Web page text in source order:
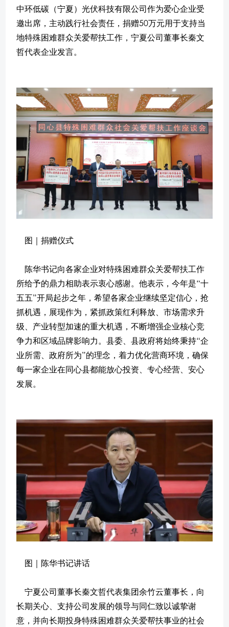
中环低碳（宁夏）光伏科技有限公司作为爱心企业受
邀出席，主动践行社会责任，捐赠50万元用于支持当
地特殊困难群众关爱帮扶工作，宁夏公司董事长秦文
哲代表企业发言。
图｜捐赠仪式
陈华书记向各家企业对特殊困难群众关爱帮扶工作
所给予的鼎力相助表示衷心感谢。他表示，今年是“十
五五”开局起步之年，希望各家企业继续坚定信心，抢
抓机遇，展现作为，紧抓政策红利释放、市场需求升
级、产业转型加速的重大机遇，不断增强企业核心竞
争力和区域品牌影响力。县委、县政府将始终秉持“企
业所需、政府所为”的理念，着力优化营商环境，确保
每一家企业在同心县都能放心投资、专心经营、安心
发展。
图｜陈华书记讲话
宁夏公司董事长秦文哲代表集团余竹云董事长，向
长期关心、支持公司发展的领导与同仁致以诚挚谢
意，并向长期投身特殊困难群众关爱帮扶事业的社会